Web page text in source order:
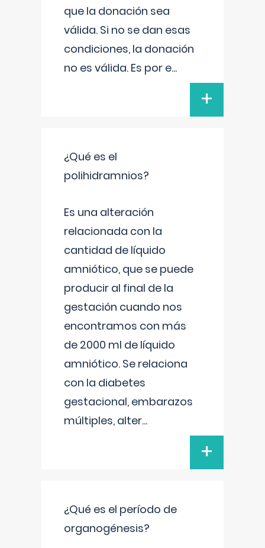
que la donación sea
válida. Si no se dan esas
condiciones, la donación
no es válida. Es por e...
+
¿Qué es el
polihidramnios?
Es una alteración
relacionada con la
cantidad de líquido
amniótico, que se puede
producir al final de la
gestación cuando nos
encontramos con más
de 2000 ml de líquido
amniótico. Se relaciona
con la diabetes
gestacional, embarazos
múltiples, alter...
+
¿Qué es el período de
organogénesis?